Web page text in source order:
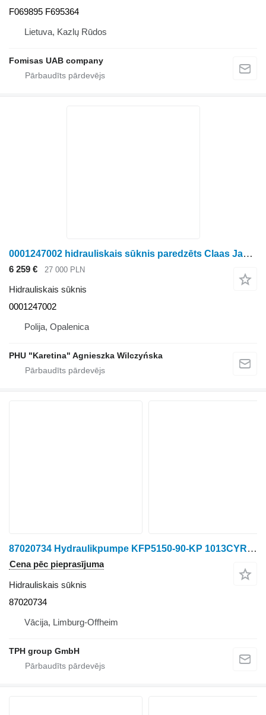
F069895 F695364
Lietuva, Kazlų Rūdos
Fomisas UAB company
0001247002 hidrauliskais sūknis paredzēts Claas Jaguar 970 lopbarības kombaina
6 259 € 27 000 PLN
Hidrauliskais sūknis
0001247002
Polija, Opalenica
PHU "Karetina" Agnieszka Wilczyńska
87020734 Hydraulikpumpe KFP5150-90-KP 1013CYRF-SP, Case IH 450, hidrauliskais sūknis paredzēts Case IH 450 riteņtraktora
Cena pēc pieprasījuma
Hidrauliskais sūknis
87020734
Vācija, Limburg-Offheim
TPH group GmbH